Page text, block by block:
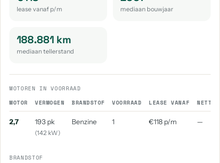
lease vanaf p/m mediaan bouwjaar
188.881 km
mediaan tellerstand
MOTOREN IN VOORRAAD
MOTOR
VERMOGEN BRANDSTOF VOORRAAD LEASE VANAF NETTO
2,7 193 pk
(142 kW)
Benzine 1 €118 p/m —
BRANDSTOF